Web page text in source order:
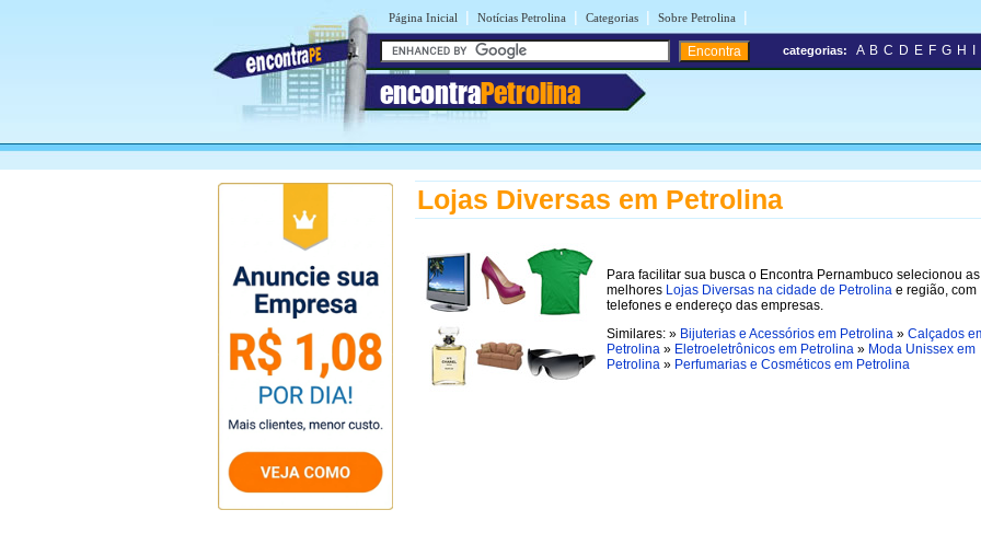
Página Inicial | Notícias Petrolina | Categorias | Sobre Petrolina |
encontraPetrolina
categorias: A B C D E F G H
Lojas Diversas em Petrolina
Para facilitar sua busca o Encontra Pernambuco selecionou as
melhores Lojas Diversas na cidade de Petrolina e região, com
telefones e endereço das empresas.
Similares: » Bijuterias e Acessórios em Petrolina » Calçados
Petrolina » Eletroeletrônicos em Petrolina » Moda Unissex em
Petrolina » Perfumarias e Cosméticos em Petrolina